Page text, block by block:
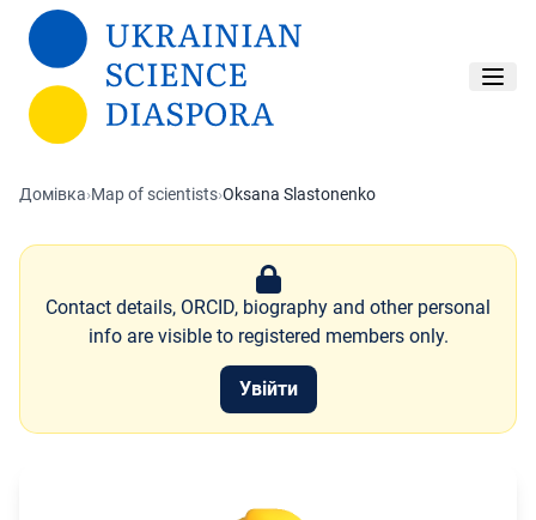
Перейти до основного вмісту
Домівка›Map of scientists›Oksana Slastonenko
Contact details, ORCID, biography and other personal
info are visible to registered members only.
Увійти